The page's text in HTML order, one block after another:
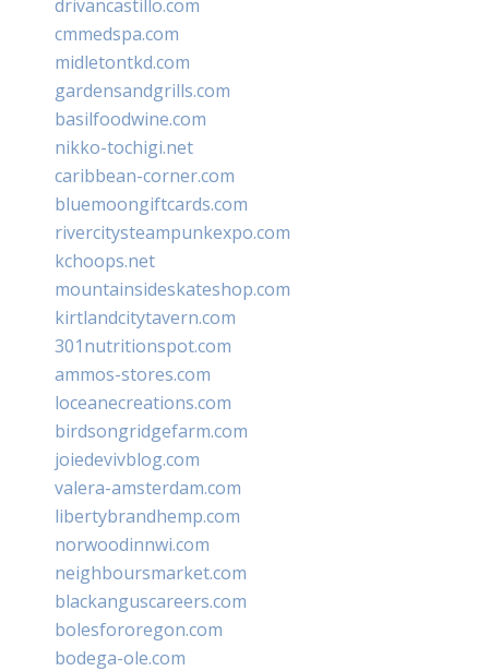
drivancastillo.com
cmmedspa.com
midletontkd.com
gardensandgrills.com
basilfoodwine.com
nikko-tochigi.net
caribbean-corner.com
bluemoongiftcards.com
rivercitysteampunkexpo.com
kchoops.net
mountainsideskateshop.com
kirtlandcitytavern.com
301nutritionspot.com
ammos-stores.com
loceanecreations.com
birdsongridgefarm.com
joiedevivblog.com
valera-amsterdam.com
libertybrandhemp.com
norwoodinnwi.com
neighboursmarket.com
blackanguscareers.com
bolesfororegon.com
bodega-ole.com